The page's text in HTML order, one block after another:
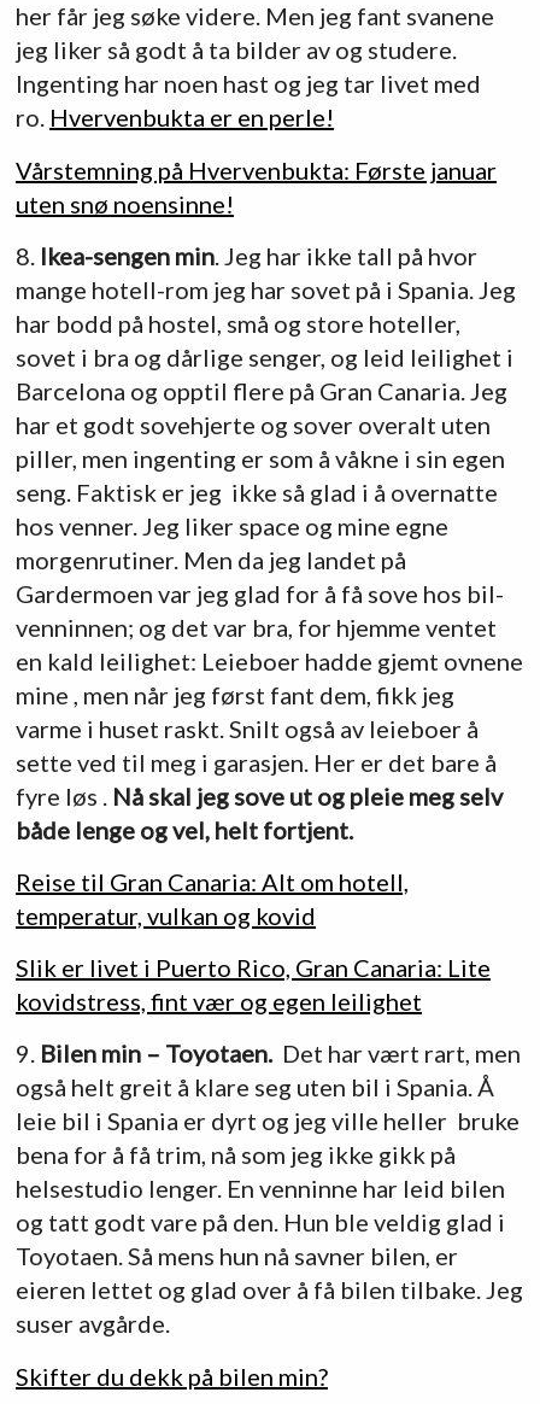
her får jeg søke videre. Men jeg fant svanene
jeg liker så godt å ta bilder av og studere.
Ingenting har noen hast og jeg tar livet med
ro. Hvervenbukta er en perle!
Vårstemning på Hvervenbukta: Første januar
uten snø noensinne!
8.Ikea-sengen min. Jeg har ikke tall på hvor
mange hotell-rom jeg har sovet på i Spania. Jeg
har bodd på hostel, små og store hoteller,
sovet i bra og dårlige senger, og leid leilighet i
Barcelona og opptil flere på Gran Canaria. Jeg
har et godt sovehjerte og sover overalt uten
piller, men ingenting er som å våkne i sin egen
seng. Faktisk er jeg ikke så glad i å overnatte
hos venner. Jeg liker space og mine egne
morgenrutiner. Men da jeg landet på
Gardermoen var jeg glad for å få sove hos bil-
venninnen; og det var bra, for hjemme ventet
en kald leilighet: Leieboer hadde gjemt ovnene
mine , men når jeg først fant dem, fikk jeg
varme i huset raskt. Snilt også av leieboer å
sette ved til meg i garasjen. Her er det bare å
fyre løs . Nå skal jeg sove ut og pleie meg selv
både lenge og vel, helt fortjent.
Reise til Gran Canaria: Alt om hotell,
temperatur, vulkan og kovid
Slik er livet i Puerto Rico, Gran Canaria: Lite
kovidstress, fint vær og egen leilighet
9. Bilen min – Toyotaen. Det har vært rart, men
også helt greit å klare seg uten bil i Spania. Å
leie bil i Spania er dyrt og jeg ville heller bruke
bena for å få trim, nå som jeg ikke gikk på
helsestudio lenger. En venninne har leid bilen
og tatt godt vare på den. Hun ble veldig glad i
Toyotaen. Så mens hun nå savner bilen, er
eieren lettet og glad over å få bilen tilbake. Jeg
suser avgårde.
Skifter du dekk på bilen min?